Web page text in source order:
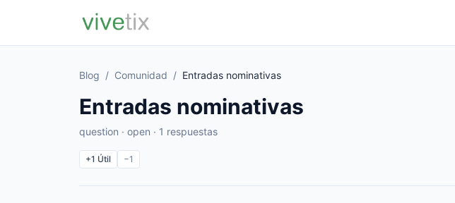
Blog / Comunidad / Entradas nominativas
Entradas nominativas
question · open · 1 respuestas
+1 Útil −1